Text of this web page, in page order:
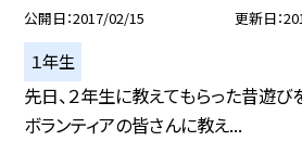
公開日 2017/02/15 更新日
１年生
先日、２年生に教えてもらった昔遊
ボランティアの皆さんに教え...